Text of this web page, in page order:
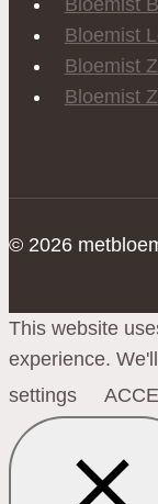
Bloemist
Bloemist
Bloemist
Bloemist
© 2026
This website
experience.
settings